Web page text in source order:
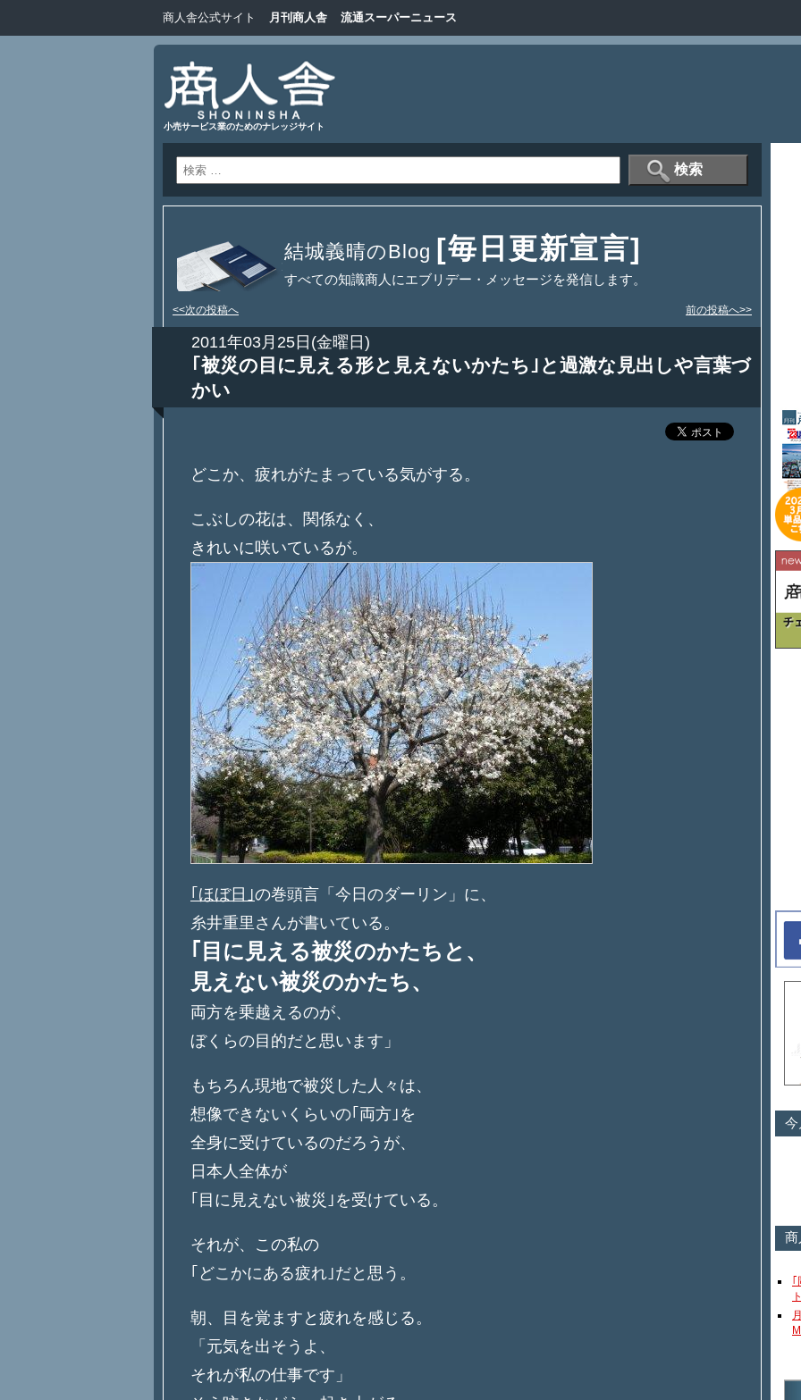
商人舎公式サイト 月刊商人舎 流通スーパーニュース
小売サービス業のためのナレッジサイト
結城義晴のBlog [毎日更新宣言]
すべての知識商人にエブリデー・メッセージを発信します。
<<次の投稿へ 前の投稿へ>>
2011年03月25日(金曜日)
｢被災の目に見える形と見えないかたち｣と過激な見出しや言葉づ
かい
どこか、疲れがたまっている気がする。
こぶしの花は、関係なく、
きれいに咲いているが。
｢ほぼ日｣の巻頭言「今日のダーリン」に、
糸井重里さんが書いている。
｢目に見える被災のかたちと、
見えない被災のかたち、
両方を乗越えるのが、
ぼくらの目的だと思います」
もちろん現地で被災した人々は、
想像できないくらいの｢両方｣を
全身に受けているのだろうが、
日本人全体が
｢目に見えない被災｣を受けている。
それが、この私の
｢どこかにある疲れ｣だと思う。
朝、目を覚ますと疲れを感じる。
「元気を出そうよ、
それが私の仕事です」
｢